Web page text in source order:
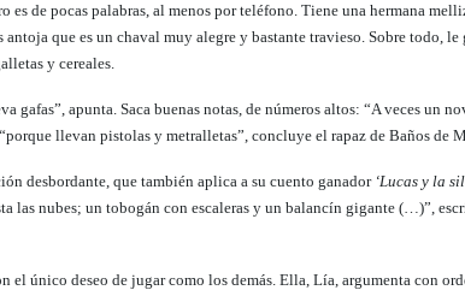
de pocas palabras, al menos por teléfono. Tiene una hermana
que es un chaval muy alegre y bastante travieso. Sobre todo, le
y cereales.
apunta. Saca buenas notas, de números altos: “A veces un
llevan pistolas y metralletas”, concluye el rapaz de Baños de
desbordante, que también aplica a su cuento ganador ‘Lucas y la
nubes; un tobogán con escaleras y un balancín gigante (…)”,
el único deseo de jugar como los demás. Ella, Lía, argumenta con